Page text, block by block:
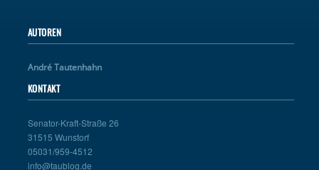
AUTOREN
André Tautenhahn
KONTAKT
Senator-Kraft-Straße 26
31515 Wunstorf
05031/959-4512
info@taublog.de